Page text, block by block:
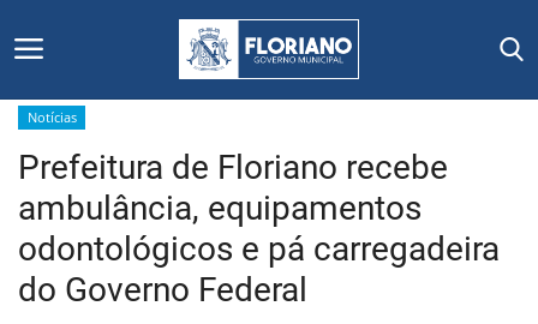
Início
Editais
Floriano
Notícias
Prefeitura de Floriano recebe
ambulância, equipamentos
odontológicos e pá carregadeira
do Governo Federal